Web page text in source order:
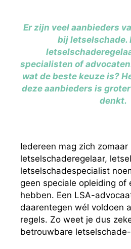
Er zijn veel aanbieders
bij letselschade.
specialisten of
wat de beste keuze is?
deze aanbieders is
denkt.
Iedereen mag zich zomaar
letselschaderegelaar,
letselschadespecialist
geen speciale opleiding of
hebben. Een LSA-
daarentegen wél voldoen
regels. Zo weet je dus
betrouwbare